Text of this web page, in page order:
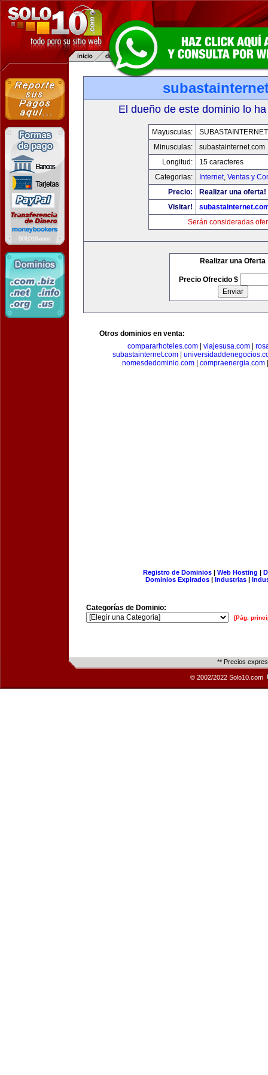
El dueño de este dominio lo
Mayusculas:
Minusculas:
subastainternet.com
Longitud:
15 caracteres
Categorias:
Internet, Ventas y
Precio:
Realizar una oferta!
Visitar!
Serán consideradas
Realizar una Oferta
Precio Ofrecido $
Otros dominios en venta:
compararhoteles.com| viajesusa.com|
subastainternet.com|
nomesdedominio.com| compraenergia.com
Registro de Dominios| Web Hosting |
Dominios Expirados | Industrias |
Categorías de Dominio:
[Pág.
** Precios
© 2002/2022 Solo10.com